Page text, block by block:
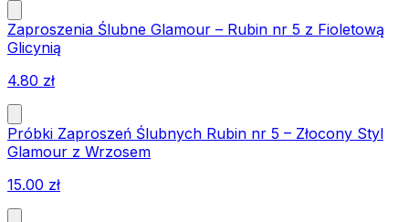
Zaproszenia Ślubne Glamour – Rubin nr 5 z Fioletową
Glicynią
4.80 zł
Próbki Zaproszeń Ślubnych Rubin nr 5 – Złocony Styl
Glamour z Wrzosem
15.00 zł